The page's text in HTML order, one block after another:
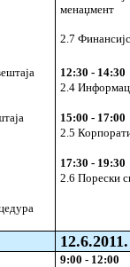
менаџмент
2.7
12:30 - 14:30
2.4
15:00 - 17:00
2.5
17:30 - 19:30
2.6 Порески
12.6.2011.
9:00 - 12:00